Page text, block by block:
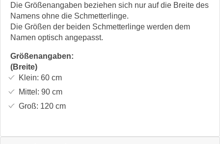
Die Größenangaben beziehen sich nur auf die Breite des
Namens ohne die Schmetterlinge.
Die Größen der beiden Schmetterlinge werden dem
Namen optisch angepasst.
Größenangaben:
(Breite)
Klein: 60cm
Mittel: 90cm
Groß: 120cm